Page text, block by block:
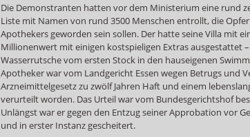
Die Demonstranten hatten vor dem Ministerium eine rund
Liste mit Namen von rund 3500 Menschen entrollt, die
Apothekers geworden sein sollen. Der hatte seine Villa mit
Millionenwert mit einigen kostspieligen Extras ausgestattet
Wasserrutsche vom ersten Stock in den hauseigenen
Apotheker war vom Landgericht Essen wegen Betrugs und
Arzneimittelgesetz zu zwölf Jahren Haft und einem
verurteilt worden. Das Urteil war vom Bundesgerichtshof
Unlängst war er gegen den Entzug seiner Approbation vor
und in erster Instanz gescheitert.